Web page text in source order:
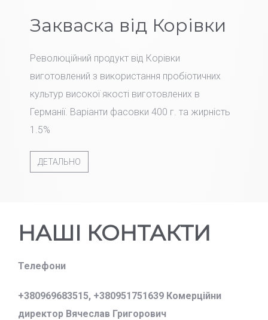
Закваска від Корівки
Революційний продукт від Корівки
виготовлений з використання пробіотичних
культур високої якості виготовлених в
Германії. Варіанти фасовки 400 г. та жирність
1.5%
ДЕТАЛЬНО
НАШІ КОНТАКТИ
Телефони
+380969683515, +380951751639 Комерційни
директор Вячеслав Григорович